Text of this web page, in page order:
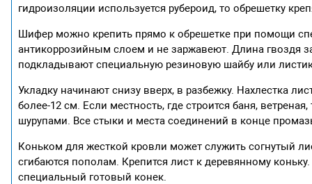
гидроизоляции используется рубероид, то обрешетку
Шифер можно крепить прямо к обрешетке при помощи
антикоррозийным слоем и не заржавеют. Длина гвоздя
подкладывают специальную резиновую шайбу или
Укладку начинают снизу вверх, в разбежку. Нахлестка
более-12 см. Если местность, где строится баня,
шурупами. Все стыки и места соединений в конце
Коньком для жесткой кровли может служить согнутый
сгибаются пополам. Крепится лист к деревянному
специальный готовый конек.